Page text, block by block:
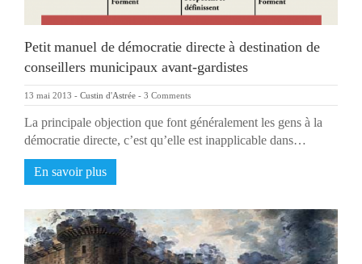
Petit manuel de démocratie directe à destination de
conseillers municipaux avant-gardistes
13 mai 2013 - Custin d'Astrée - 3 Comments
La principale objection que font généralement les gens à la
démocratie directe, c’est qu’elle est inapplicable dans…
En savoir plus